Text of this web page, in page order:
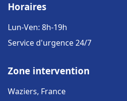
Horaires
Lun-Ven: 8h-19h
Service d'urgence 24/7
Zone intervention
Waziers, France